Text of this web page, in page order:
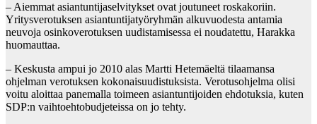
– Aiemmat asiantuntijaselvitykset ovat joutuneet roskakoriin.
Yritysverotuksen asiantuntijatyöryhmän alkuvuodesta antamia
neuvoja osinkoverotuksen uudistamisessa ei noudatettu, Harakka
huomauttaa.
– Keskusta ampui jo 2010 alas Martti Hetemäeltä tilaamansa
ohjelman verotuksen kokonaisuudistuksista. Verotusohjelma olisi
voitu aloittaa panemalla toimeen asiantuntijoiden ehdotuksia, kuten
SDP:n vaihtoehtobudjeteissa on jo tehty.